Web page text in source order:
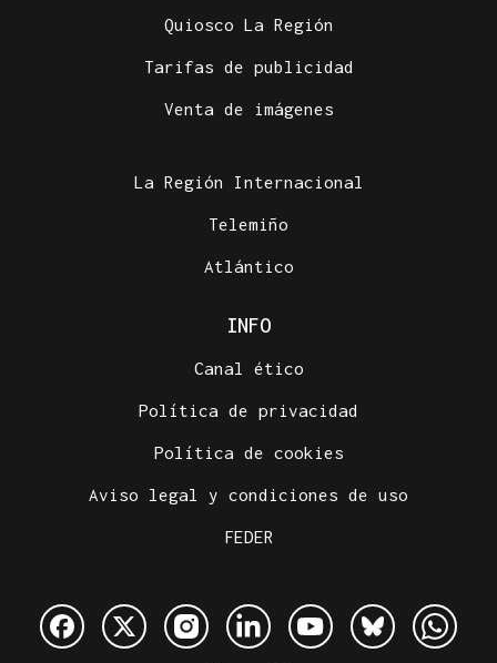
Quiosco La Región
Tarifas de publicidad
Venta de imágenes
La Región Internacional
Telemiño
Atlántico
INFO
Canal ético
Política de privacidad
Política de cookies
Aviso legal y condiciones de uso
FEDER